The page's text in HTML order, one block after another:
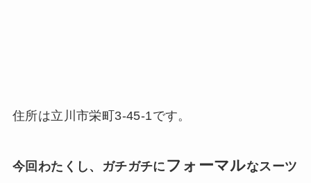
住所は立川市栄町3-45-1です。
今回わたくし、ガチガチに フォーマルなスーツ